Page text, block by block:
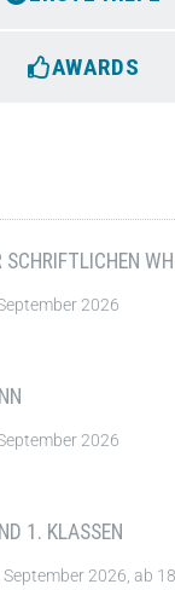
AWARDS
SCHRIFTLICHEN
2026
2026
1. KLASSEN
September 2026, ab